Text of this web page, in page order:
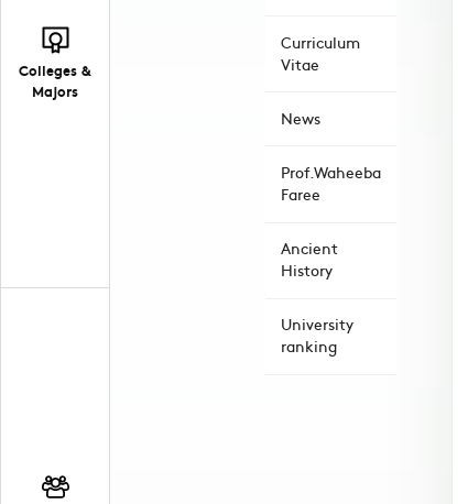
Colleges &
Majors
Curriculum
Vitae
News
Prof.Waheeba
Faree
Ancient
History
University
ranking